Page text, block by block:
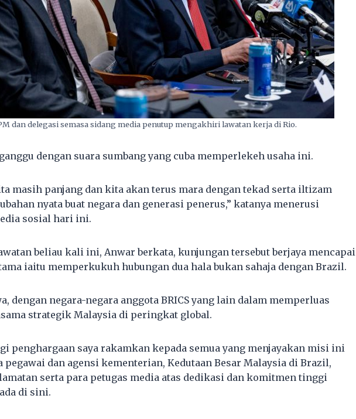
dan delegasi semasa sidang media penutup mengakhiri lawatan kerja di Rio.
dengan suara sumbang yang cuba memperlekeh usaha ini.
masih panjang dan kita akan terus mara dengan tekad serta iltizam
nyata buat negara dan generasi penerus,” katanya menerusi
sosial hari ini.
beliau kali ini, Anwar berkata, kunjungan tersebut berjaya mencapai
iaitu memperkukuh hubungan dua hala bukan sahaja dengan Brazil.
dengan negara-negara anggota BRICS yang lain dalam memperluas
strategik Malaysia di peringkat global.
penghargaan saya rakamkan kepada semua yang menjayakan misi ini
pegawai dan agensi kementerian, Kedutaan Besar Malaysia di Brazil,
serta para petugas media atas dedikasi dan komitmen tinggi
di sini.